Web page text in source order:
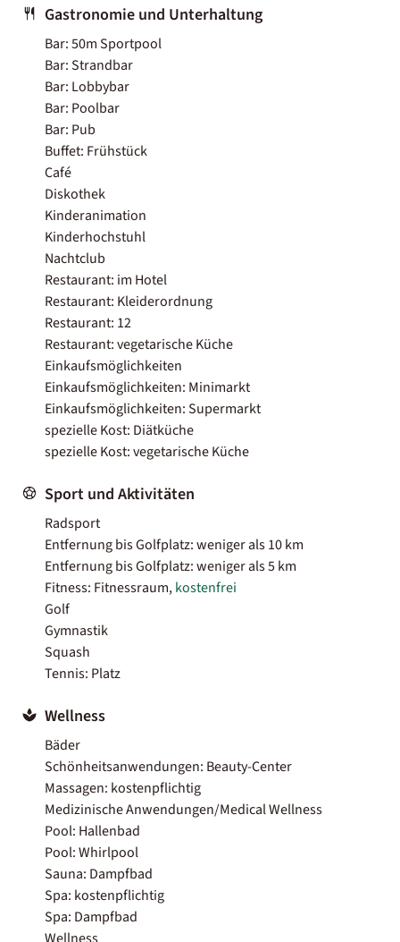
Gastronomie und Unterhaltung
Bar: 50m Sportpool
Bar: Strandbar
Bar: Lobbybar
Bar: Poolbar
Bar: Pub
Buffet: Frühstück
Café
Diskothek
Kinderanimation
Kinderhochstuhl
Nachtclub
Restaurant: im Hotel
Restaurant: Kleiderordnung
Restaurant: 12
Restaurant: vegetarische Küche
Einkaufsmöglichkeiten
Einkaufsmöglichkeiten: Minimarkt
Einkaufsmöglichkeiten: Supermarkt
spezielle Kost: Diätküche
spezielle Kost: vegetarische Küche
Sport und Aktivitäten
Radsport
Entfernung bis Golfplatz: weniger als 10 km
Entfernung bis Golfplatz: weniger als 5 km
Fitness: Fitnessraum,kostenfrei
Golf
Gymnastik
Squash
Tennis: Platz
Wellness
Bäder
Schönheitsanwendungen: Beauty-Center
Massagen: kostenpflichtig
Medizinische Anwendungen/Medical Wellness
Pool: Hallenbad
Pool: Whirlpool
Sauna: Dampfbad
Spa: kostenpflichtig
Spa: Dampfbad